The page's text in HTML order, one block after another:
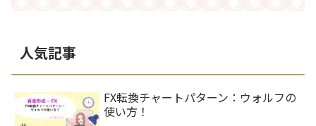
人気記事
FX転換チャートパターン：ウォルフの
使い方！